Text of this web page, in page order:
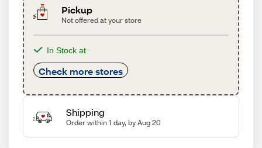
Pickup
Not offered at your store
In Stock at
Check more stores
Shipping
Order within 1 day, by Aug 20